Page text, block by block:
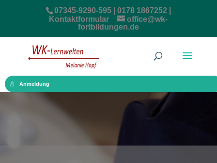
07345-9290-595 | 0178 1867252 |
Kontaktformular
office@wk-
fortbildungen.de
Anmeldung